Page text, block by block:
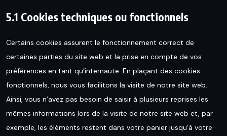
5.1 Cookies techniques ou fonctionnels
Certains cookies assurent le fonctionnement correct de
certaines parties du site web et la prise en compte de vos
préférences en tant qu’internaute. En plaçant des cookies
fonctionnels, nous vous facilitons la visite de notre site web.
Ainsi, vous n’avez pas besoin de saisir à plusieurs reprises les
mêmes informations lors de la visite de notre site web et, par
exemple, les éléments restent dans votre panier jusqu’à votre